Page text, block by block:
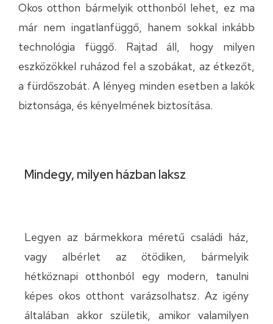
Okos otthon bármelyik otthonból lehet, ez ma
már nem ingatlanfüggő, hanem sokkal inkább
technológia függő. Rajtad áll, hogy milyen
eszközökkel ruházod fel a szobákat, az étkezőt,
a fürdőszobát. A lényeg minden esetben a lakók
biztonsága, és kényelmének biztosítása.
Mindegy, milyen házban laksz
Legyen az bármekkora méretű családi ház,
vagy albérlet az ötödiken, bármelyik
hétköznapi otthonból egy modern, tanulni
képes okos otthont varázsolhatsz. Az igény
általában akkor születik, amikor valamilyen